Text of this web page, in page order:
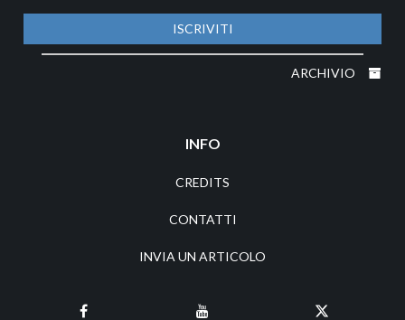
ISCRIVITI
ARCHIVIO
INFO
CREDITS
CONTATTI
INVIA UN ARTICOLO